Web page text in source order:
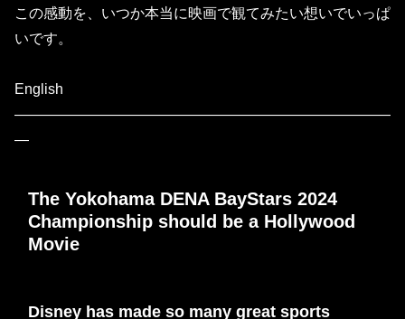
この感動を、いつか本当に映画で観てみたい想いでいっぱ
いです。
English
——————————————————————————
—
The Yokohama DENA BayStars 2024
Championship should be a Hollywood
Movie
Disney has made so many great sports